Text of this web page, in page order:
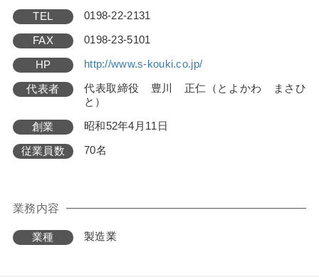
TEL 0198-22-2131
FAX 0198-23-5101
HP http://www.s-kouki.co.jp/
代表者
代表取締役 豊川 正仁（とよかわ まさひ
と）
創業 昭和52年4月11日
従業員数 70名
業務内容
業種 製造業